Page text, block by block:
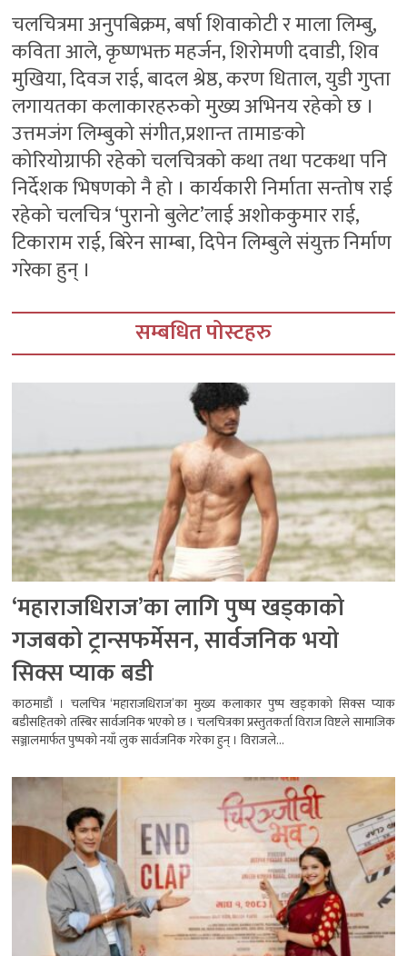
चलचित्रमा अनुपबिक्रम, बर्षा शिवाकोटी र माला लिम्बु,
कविता आले, कृष्णभक्त महर्जन, शिरोमणी दवाडी, शिव
मुखिया, दिवज राई, बादल श्रेष्ठ, करण धिताल, युडी गुप्ता
लगायतका कलाकारहरुको मुख्य अभिनय रहेको छ ।
उत्तमजंग लिम्बुको संगीत,प्रशान्त तामाङको
कोरियोग्राफी रहेको चलचित्रको कथा तथा पटकथा पनि
निर्देशक भिषणको नै हो । कार्यकारी निर्माता सन्तोष राई
रहेको चलचित्र ‘पुरानो बुलेट’लाई अशोककुमार राई,
टिकाराम राई, बिरेन साम्बा, दिपेन लिम्बुले संयुक्त निर्माण
गरेका हुन् ।
सम्बधित पोस्टहरु
‘महाराजधिराज’का लागि पुष्प खड्काको
गजबको ट्रान्सफर्मेसन, सार्वजनिक भयो
सिक्स प्याक बडी
काठमाडौं । चलचित्र ‘महाराजधिराज’का मुख्य कलाकार पुष्प खड्काको सिक्स प्याक
बडीसहितको तस्बिर सार्वजनिक भएको छ । चलचित्रका प्रस्तुतकर्ता विराज विष्टले सामाजिक
सञ्जालमार्फत पुष्पको नयाँ लुक सार्वजनिक गरेका हुन् । विराजले...